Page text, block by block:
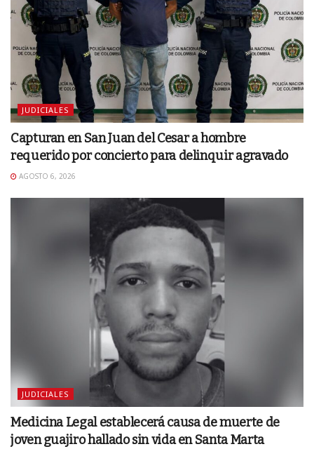
JUDICIALES
Capturan en San Juan del Cesar a hombre
requerido por concierto para delinquir agravado
AGOSTO 6, 2026
JUDICIALES
Medicina Legal establecerá causa de muerte de
joven guajiro hallado sin vida en Santa Marta